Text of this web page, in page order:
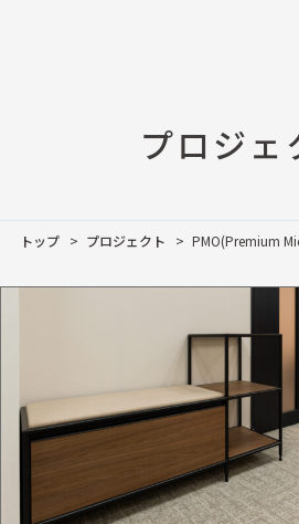
プロジェ
トップ プロジェクト PMO(Premium